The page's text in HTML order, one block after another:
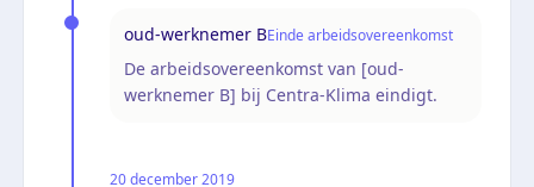
oud-werknemer BEinde arbeidsovereenkomst
De arbeidsovereenkomst van [oud-
werknemer B] bij Centra-Klima eindigt.
20 december 2019